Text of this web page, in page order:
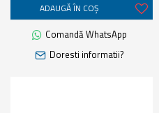
ADAUGĂ ÎN COŞ
Comandă WhatsApp
Doresti informatii?